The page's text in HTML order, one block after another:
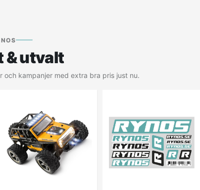
& utvalt
och kampanjer med extra bra pris just nu.